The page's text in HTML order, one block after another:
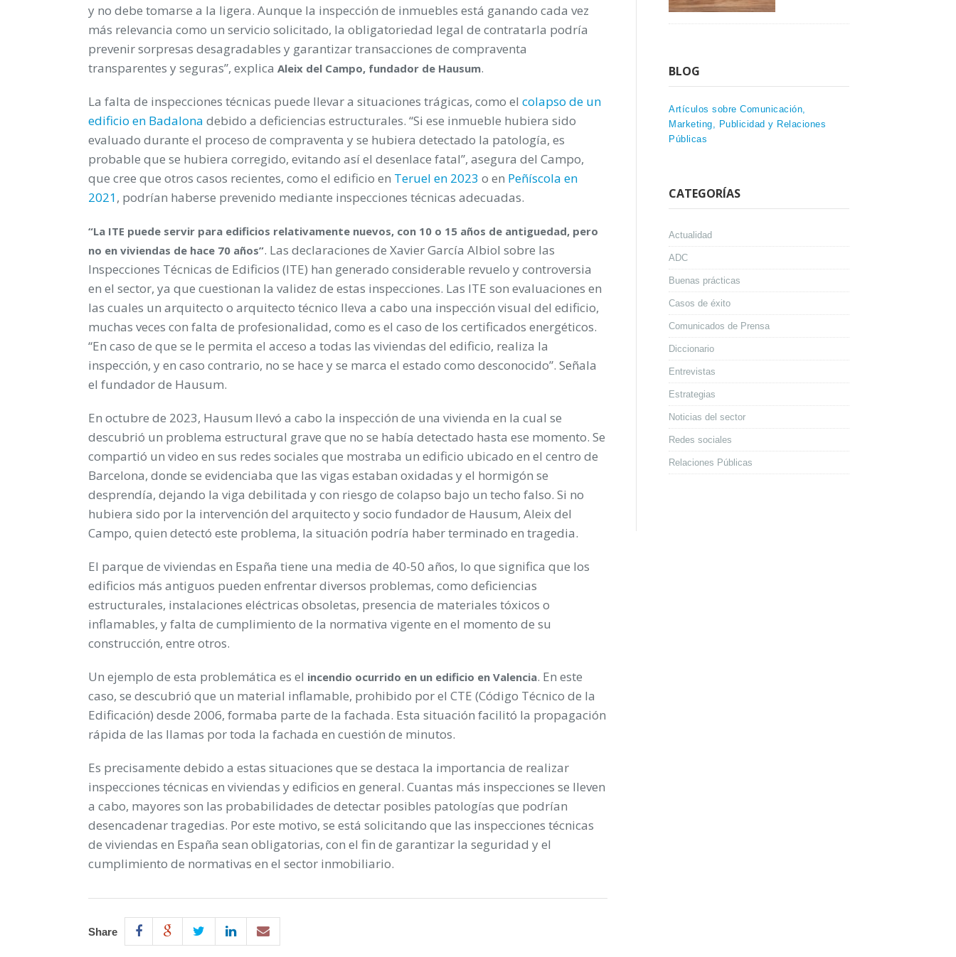
y no debe tomarse a la ligera. Aunque la inspección de inmuebles está ganando cada vez
más relevancia como un servicio solicitado, la obligatoriedad legal de contratarla podría
prevenir sorpresas desagradables y garantizar transacciones de compraventa
transparentes y seguras”, explica Aleix del Campo, fundador de Hausum.
La falta de inspecciones técnicas puede llevar a situaciones trágicas, como el colapso de un
edificio en Badalona debido a deficiencias estructurales. “Si ese inmueble hubiera sido
evaluado durante el proceso de compraventa y se hubiera detectado la patología, es
probable que se hubiera corregido, evitando así el desenlace fatal”, asegura del Campo,
que cree que otros casos recientes, como el edificio en Teruel en 2023 o en Peñíscola en
2021, podrían haberse prevenido mediante inspecciones técnicas adecuadas.
“La ITE puede servir para edificios relativamente nuevos, con 10 o 15 años de antiguedad, pero
no en viviendas de hace 70 años”. Las declaraciones de Xavier García Albiol sobre las
Inspecciones Técnicas de Edificios (ITE) han generado considerable revuelo y controversia
en el sector, ya que cuestionan la validez de estas inspecciones. Las ITE son evaluaciones en
las cuales un arquitecto o arquitecto técnico lleva a cabo una inspección visual del edificio,
muchas veces con falta de profesionalidad, como es el caso de los certificados energéticos.
“En caso de que se le permita el acceso a todas las viviendas del edificio, realiza la
inspección, y en caso contrario, no se hace y se marca el estado como desconocido”. Señala
el fundador de Hausum.
En octubre de 2023, Hausum llevó a cabo la inspección de una vivienda en la cual se
descubrió un problema estructural grave que no se había detectado hasta ese momento. Se
compartió un video en sus redes sociales que mostraba un edificio ubicado en el centro de
Barcelona, donde se evidenciaba que las vigas estaban oxidadas y el hormigón se
desprendía, dejando la viga debilitada y con riesgo de colapso bajo un techo falso. Si no
hubiera sido por la intervención del arquitecto y socio fundador de Hausum, Aleix del
Campo, quien detectó este problema, la situación podría haber terminado en tragedia.
El parque de viviendas en España tiene una media de 40-50 años, lo que significa que los
edificios más antiguos pueden enfrentar diversos problemas, como deficiencias
estructurales, instalaciones eléctricas obsoletas, presencia de materiales tóxicos o
inflamables, y falta de cumplimiento de la normativa vigente en el momento de su
construcción, entre otros.
Un ejemplo de esta problemática es el incendio ocurrido en un edificio en Valencia. En este
caso, se descubrió que un material inflamable, prohibido por el CTE (Código Técnico de la
Edificación) desde 2006, formaba parte de la fachada. Esta situación facilitó la propagación
rápida de las llamas por toda la fachada en cuestión de minutos.
Es precisamente debido a estas situaciones que se destaca la importancia de realizar
inspecciones técnicas en viviendas y edificios en general. Cuantas más inspecciones se lleven
a cabo, mayores son las probabilidades de detectar posibles patologías que podrían
desencadenar tragedias. Por este motivo, se está solicitando que las inspecciones técnicas
de viviendas en España sean obligatorias, con el fin de garantizar la seguridad y el
cumplimiento de normativas en el sector inmobiliario.
Share
BLOG
Artículos sobre Comunicación,
Marketing, Publicidad y Relaciones
Públicas
CATEGORÍAS
Actualidad
ADC
Buenas prácticas
Casos de éxito
Comunicados de Prensa
Diccionario
Entrevistas
Estrategias
Noticias del sector
Redes sociales
Relaciones Públicas